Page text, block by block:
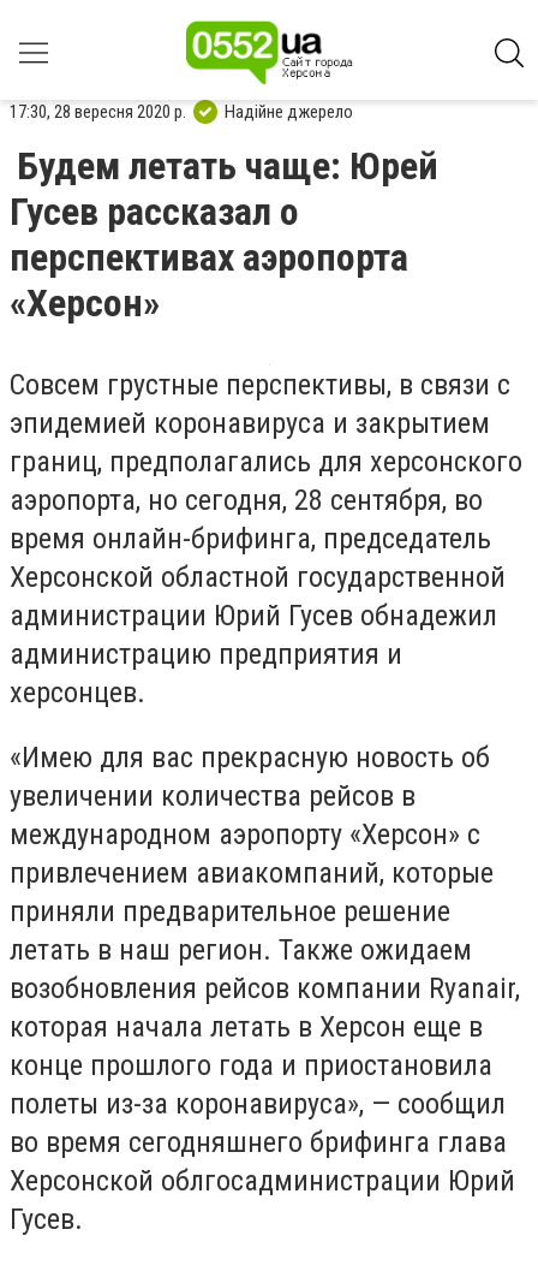
17:30, 28 вересня 2020 р. Надійне джерело
Будем летать чаще: Юрей
Гусев рассказал о
перспективах аэропорта
«Херсон»
Совсем грустные перспективы, в связи с
эпидемией коронавируса и закрытием
границ, предполагались для херсонского
аэропорта, но сегодня, 28 сентября, во
время онлайн-брифинга, председатель
Херсонской областной государственной
администрации Юрий Гусев обнадежил
администрацию предприятия и
херсонцев.
«Имею для вас прекрасную новость об
увеличении количества рейсов в
международном аэропорту «Херсон» с
привлечением авиакомпаний, которые
приняли предварительное решение
летать в наш регион. Также ожидаем
возобновления рейсов компании Ryanair,
которая начала летать в Херсон еще в
конце прошлого года и приостановила
полеты из-за коронавируса», — сообщил
во время сегодняшнего брифинга глава
Херсонской облгосадминистрации Юрий
Гусев.